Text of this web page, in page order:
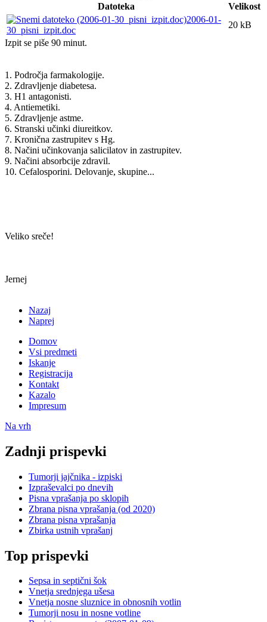
Datoteka
Velikost
2006-01-
30_pisni_izpit.doc
20 kB
Izpit se piše 90 minut.
1. Področja farmakologije.
2. Zdravljenje diabetesa.
3. H1 antagonisti.
4. Antiemetiki.
5. Zdravljenje astme.
6. Stranski učinki diureitkov.
7. Kronična zastrupitev s Hg.
8. Načini učinkovanja salicilatov in zastrupitev.
9. Načini absorbcije zdravil.
10. Cefalosporini. Delovanje, skupine...
Veliko sreče!
Jernej
Nazaj
Naprej
Domov
Vsi predmeti
Iskanje
Registracija
Kontakt
Kazalo
Impresum
Na vrh
Zadnji prispevki
Tumorji jajčnika - izpiski
Izpraševalci po dnevih
Pisna vprašanja po sklopih
Zbrana pisna vprašanja (od 2020)
Zbrana pisna vprašanja
Zbirka ustnih vprašanj
Top prispevki
Sepsa in septični šok
Vnetja srednjega ušesa
Vnetja nosne sluznice in obnosnih votlin
Tumorji nosu in nosne votline